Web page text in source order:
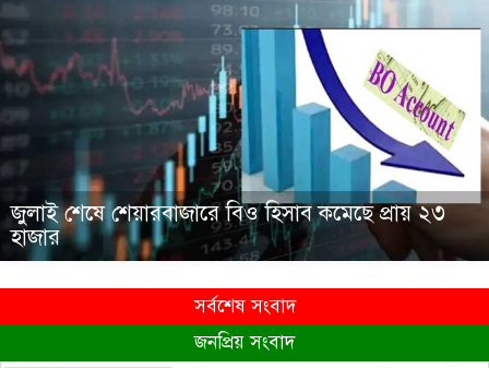
জুলাই শেষে শেয়ারবাজারে বিও হিসাব কমেছে প্রায় ২৩
হাজার
সর্বশেষ সংবাদ
জনপ্রিয় সংবাদ